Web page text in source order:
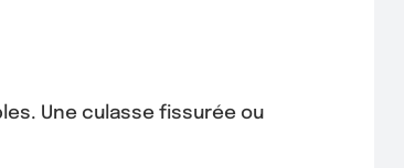
Une culasse fissurée ou